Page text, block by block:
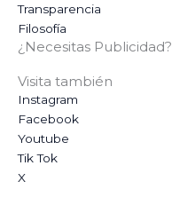
Transparencia
Filosofía
¿Necesitas Publicidad?
Visita también
Instagram
Facebook
Youtube
Tik Tok
X